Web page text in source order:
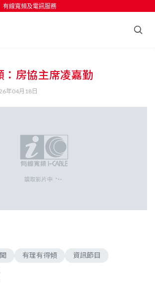
有線寬頻及電訊服務
按輸入鍵開始搜尋
：房協主席凌嘉勤
年04月18日
有理有得傾 資訊節目